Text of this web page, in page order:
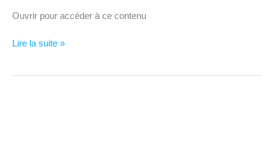
Ouvrir pour accéder à ce contenu
Sophrologie
Lire la suite »